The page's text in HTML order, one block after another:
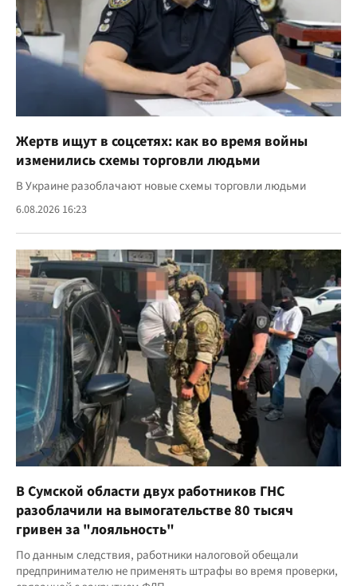
Жертв ищут в соцсетях: как во время войны
изменились схемы торговли людьми
В Украине разоблачают новые схемы торговли людьми
6.08.2026 16:23
В Сумской области двух работников ГНС
разоблачили на вымогательстве 80 тысяч
гривен за "лояльность"
По данным следствия, работники налоговой обещали
предпринимателю не применять штрафы во время проверки,